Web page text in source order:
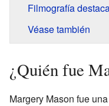
Filmografía
Véase también
¿Quién fue
Margery Mason fue